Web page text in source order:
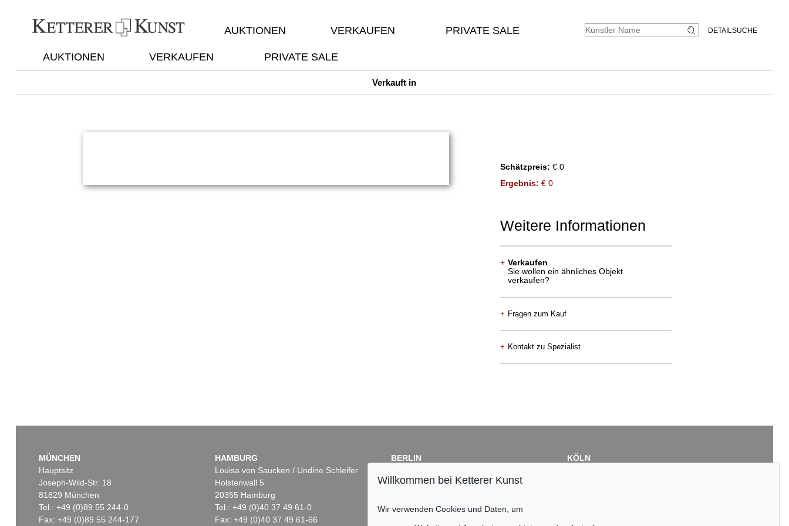
AUKTIONEN VERKAUFEN PRIVATE SALE DETAILSUCHE
AUKTIONEN VERKAUFEN PRIVATE SALE
Verkauft in
Schätzpreis: € 0
Ergebnis: € 0
Weitere Informationen
+ Verkaufen
Sie wollen ein ähnliches Objekt
verkaufen?
+ Fragen zum Kauf
+ Kontakt zu Spezialist
MÜNCHEN
Hauptsitz
Joseph-Wild-Str. 18
81829 München
Tel.: +49 (0)89 55 244-0
Fax: +49 (0)89 55 244-177
HAMBURG
Louisa von Saucken / Undine Schleifer
Holstenwall 5
20355 Hamburg
Tel.: +49 (0)40 37 49 61-0
Fax: +49 (0)40 37 49 61-66
BERLIN
Fasanenstr. 70
Tel.: +49 (0)30 88 67 53-63
KÖLN
Willkommen bei Ketterer Kunst
Wir verwenden Cookies und Daten, um